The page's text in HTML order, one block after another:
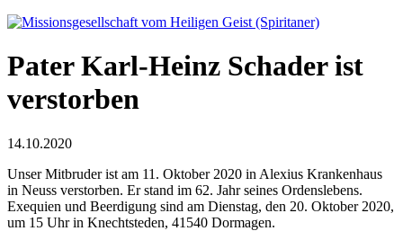
Pater Karl-Heinz Schader ist
verstorben
14.10.2020
Unser Mitbruder ist am 11. Oktober 2020 in Alexius Krankenhaus
in Neuss verstorben. Er stand im 62. Jahr seines Ordenslebens.
Exequien und Beerdigung sind am Dienstag, den 20. Oktober 2020,
um 15 Uhr in Knechtsteden, 41540 Dormagen.